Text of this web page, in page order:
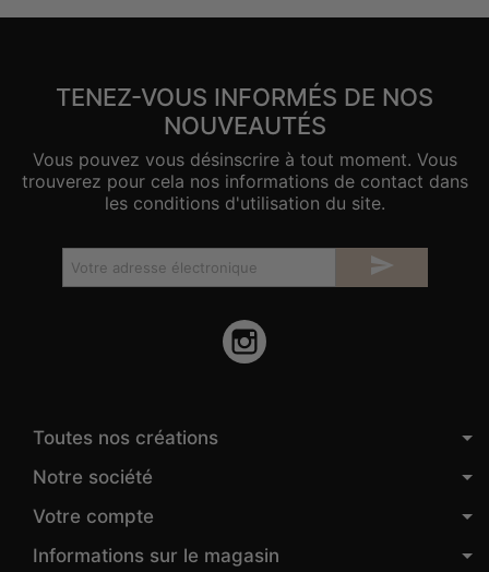
TENEZ-VOUS INFORMÉS DE NOS
NOUVEAUTÉS
Vous pouvez vous désinscrire à tout moment. Vous
trouverez pour cela nos informations de contact dans
les conditions d'utilisation du site.

Toutes nos créations
Notre société
Votre compte
Informations sur le magasin